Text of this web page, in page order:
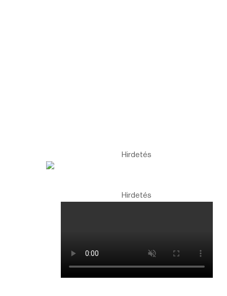
Hirdetés
Hirdetés